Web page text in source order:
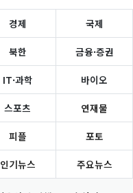
경제 국제
북한 금융·증권
IT·과학 바이오
스포츠 연재물
피플 포토
인기뉴스 주요뉴스